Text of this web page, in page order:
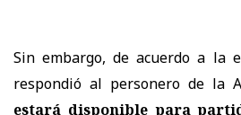
Sin embargo, de acuerdo a la
respondió al personero de la
estará disponible para